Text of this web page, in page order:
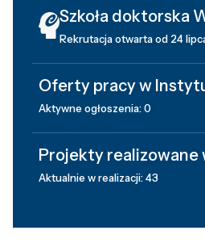
Szkoła doktorska
Rekrutacja otwarta od 24
Oferty pracy w
Aktywne ogłoszenia: 0
Projekty realizowane
Aktualnie w realizacji: 43